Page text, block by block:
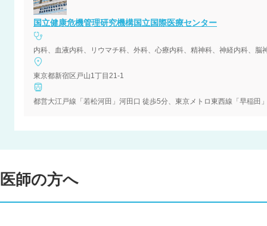
国立健康危機管理研究機構国立国際医療センター
内科、血液内科、リウマチ科、外科、心療内科、精神科、神経内科、
東京都新宿区戸山1丁目21-1
都営大江戸線「若松河田」河田口 徒歩5分、東京メトロ東西線「早稲田
医師の方へ